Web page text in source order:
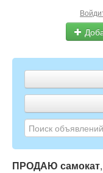
ПРОДАЮ самокат,